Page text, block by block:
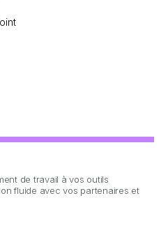
de travail à vos outils
fluide avec vos partenaires et